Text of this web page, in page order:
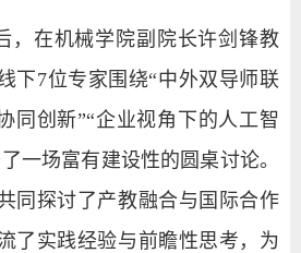
，在机械学院副院长许剑锋教
下7位专家围绕“中外双导师联
同创新”“企业视角下的人工智
一场富有建设性的圆桌讨论。
同探讨了产教融合与国际合作
了实践经验与前瞻性思考，为